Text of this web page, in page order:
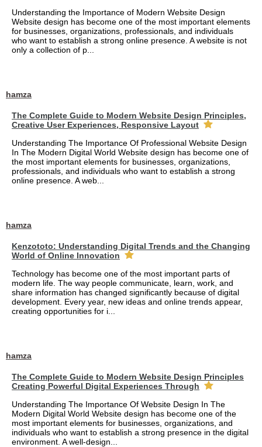
Understanding the Importance of Modern Website Design
Website design has become one of the most important elements
for businesses, organizations, professionals, and individuals
who want to establish a strong online presence. A website is not
only a collection of p...
hamza
The Complete Guide to Modern Website Design Principles,
Creative User Experiences, Responsive Layout
Understanding The Importance Of Professional Website Design
In The Modern Digital World Website design has become one of
the most important elements for businesses, organizations,
professionals, and individuals who want to establish a strong
online presence. A web...
hamza
Kenzototo: Understanding Digital Trends and the Changing
World of Online Innovation
Technology has become one of the most important parts of
modern life. The way people communicate, learn, work, and
share information has changed significantly because of digital
development. Every year, new ideas and online trends appear,
creating opportunities for i...
hamza
The Complete Guide to Modern Website Design Principles
Creating Powerful Digital Experiences Through
Understanding The Importance Of Website Design In The
Modern Digital World Website design has become one of the
most important elements for businesses, organizations, and
individuals who want to establish a strong presence in the digital
environment. A well-design...